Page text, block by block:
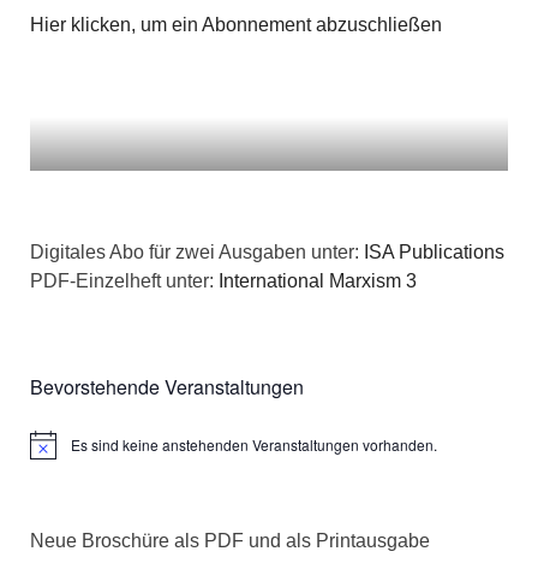
Hier klicken, um ein Abonnement abzuschließen
Digitales Abo für zwei Ausgaben unter: ISA Publications
PDF-Einzelheft unter: International Marxism 3
Bevorstehende Veranstaltungen
HinweisEs sind keine anstehenden Veranstaltungen vorhanden.
Neue Broschüre als PDF und als Printausgabe